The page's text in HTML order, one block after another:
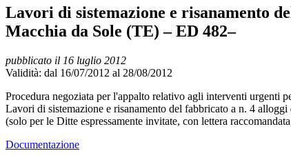
Lavori di sistemazione e risanamento
Macchia da Sole (TE) – ED 482–
pubblicato il 16 luglio 2012
Validità: dal 16/07/2012 al 28/08/2012
Procedura negoziata per l'appalto relativo agli interventi urgenti
Lavori di sistemazione e risanamento del fabbricato a n. 4
(solo per le Ditte espressamente invitate, con lettera
Documentazione